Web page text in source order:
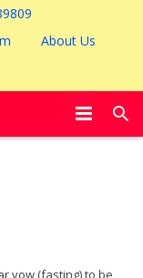
About Us
vow (fasting) to be